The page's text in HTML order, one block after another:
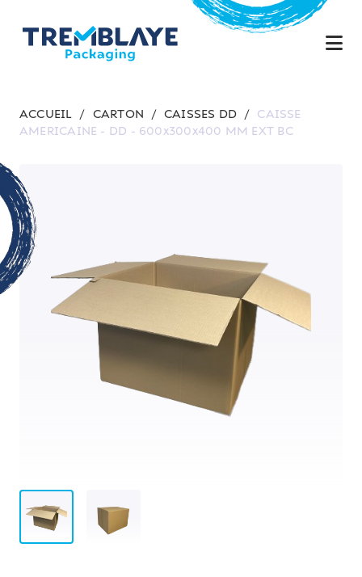
ACCUEIL / CARTON / CAISSES DD /
CAISSE
AMERICAINE - DD - 600x300x400 MM EXT BC